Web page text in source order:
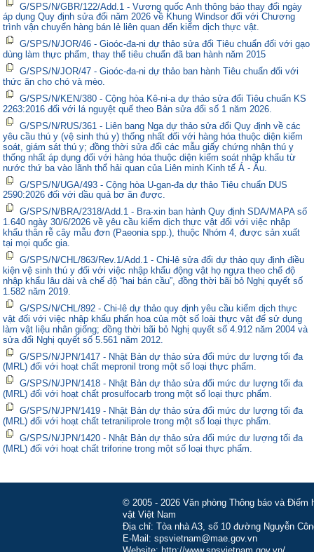
G/SPS/N/GBR/122/Add.1 - Vương quốc Anh thông báo thay đổi ngày
áp dụng Quy định sửa đổi năm 2026 về Khung Windsor đối với Chương
trình vận chuyển hàng bán lẻ liên quan đến kiểm dịch thực vật.
G/SPS/N/JOR/46 - Gioóc-đa-ni dự thảo sửa đổi Tiêu chuẩn đối với gạo
dùng làm thực phẩm, thay thế tiêu chuẩn đã ban hành năm 2015
G/SPS/N/JOR/47 - Gioóc-đa-ni dự thảo ban hành Tiêu chuẩn đối với
thức ăn cho chó và mèo.
G/SPS/N/KEN/380 - Cộng hòa Kê-ni-a dự thảo sửa đổi Tiêu chuẩn KS
2263:2016 đối với lá nguyệt quế theo Bản sửa đổi số 1 năm 2026.
G/SPS/N/RUS/361 - Liên bang Nga dự thảo sửa đổi Quy định về các
yêu cầu thú y (vệ sinh thú y) thống nhất đối với hàng hóa thuộc diện kiểm
soát, giám sát thú y; đồng thời sửa đổi các mẫu giấy chứng nhận thú y
thống nhất áp dụng đối với hàng hóa thuộc diện kiểm soát nhập khẩu từ
nước thứ ba vào lãnh thổ hải quan của Liên minh Kinh tế Á - Âu.
G/SPS/N/UGA/493 - Cộng hòa U-gan-đa dự thảo Tiêu chuẩn DUS
2590:2026 đối với dầu quả bơ ăn được.
G/SPS/N/BRA/2318/Add.1 - Bra-xin ban hành Quy định SDA/MAPA số
1.640 ngày 30/6/2026 về yêu cầu kiểm dịch thực vật đối với việc nhập
khẩu thân rễ cây mẫu đơn (Paeonia spp.), thuộc Nhóm 4, được sản xuất
tại mọi quốc gia.
G/SPS/N/CHL/863/Rev.1/Add.1 - Chi-lê sửa đổi dự thảo quy định điều
kiện vệ sinh thú y đối với việc nhập khẩu động vật họ ngựa theo chế độ
nhập khẩu lâu dài và chế độ “hai bán cầu”, đồng thời bãi bỏ Nghị quyết số
1.582 năm 2019.
G/SPS/N/CHL/892 - Chi-lê dự thảo quy định yêu cầu kiểm dịch thực
vật đối với việc nhập khẩu phấn hoa của một số loài thực vật để sử dụng
làm vật liệu nhân giống; đồng thời bãi bỏ Nghị quyết số 4.912 năm 2004 và
sửa đổi Nghị quyết số 5.561 năm 2012.
G/SPS/N/JPN/1417 - Nhật Bản dự thảo sửa đổi mức dư lượng tối đa
(MRL) đối với hoạt chất mepronil trong một số loại thực phẩm.
G/SPS/N/JPN/1418 - Nhật Bản dự thảo sửa đổi mức dư lượng tối đa
(MRL) đối với hoạt chất prosulfocarb trong một số loại thực phẩm.
G/SPS/N/JPN/1419 - Nhật Bản dự thảo sửa đổi mức dư lượng tối đa
(MRL) đối với hoạt chất tetraniliprole trong một số loại thực phẩm.
G/SPS/N/JPN/1420 - Nhật Bản dự thảo sửa đổi mức dư lượng tối đa
(MRL) đối với hoạt chất triforine trong một số loại thực phẩm.
© 2005 - 2026 Văn phòng Thông báo và
vật Việt Nam
Địa chỉ: Tòa nhà A3, số 10 đường Nguyễn
E-Mail: spsvietnam@mae.gov.vn